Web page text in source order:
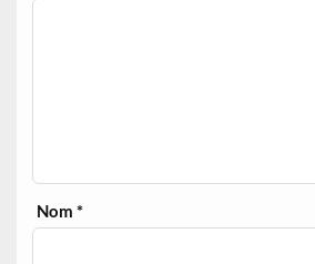
Nom*